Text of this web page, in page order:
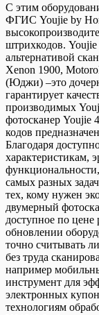
С этим
ФГИС Youjie by
штрихкодов.
альтернативой
Xenon 1900,
(Юджи) –это
гарантирует
производимых
фотосканер Youjie
кодов
Благодаря
характеристикам,
самых разных
тех, кому нужен
двумерный
доступное по
обновлении
точно считывать
без труда
например
инструмент для
электронных
технологиям